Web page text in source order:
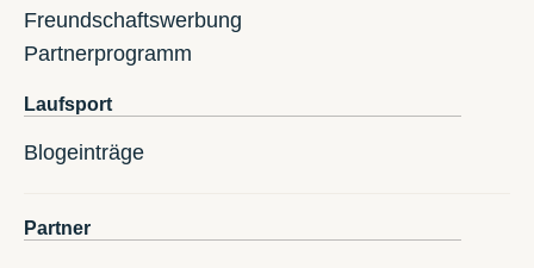
Freundschaftswerbung
Partnerprogramm
Laufsport
Blogeinträge
Partner